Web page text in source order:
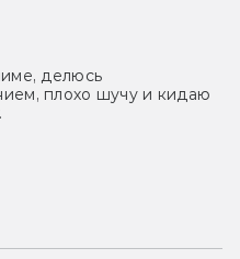
делюсь
плохо шучу и кидаю